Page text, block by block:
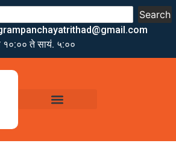
Search
१०:०० ते सायं. ५:००